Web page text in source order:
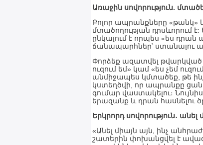
Առաջին սովորություն.
Բոլոր ապրանքները
մտածողության դրսևորում է:
ընկալում է որպես «ես դրան
ճանապարհներ՝ ստանալու
Փորձեք ազատվել թվարկված
ուզում եմ» կամ «ես չեմ
անմիջապես կմտածեք, թե
կստեղծվի, որ ապրանքը
գումար վաստակելու։
երազանք և դրան հասնելու
Երկրորդ սովորություն․
«Անել միայն այն, ինչ
շատերին փոխանցվել է ավագ